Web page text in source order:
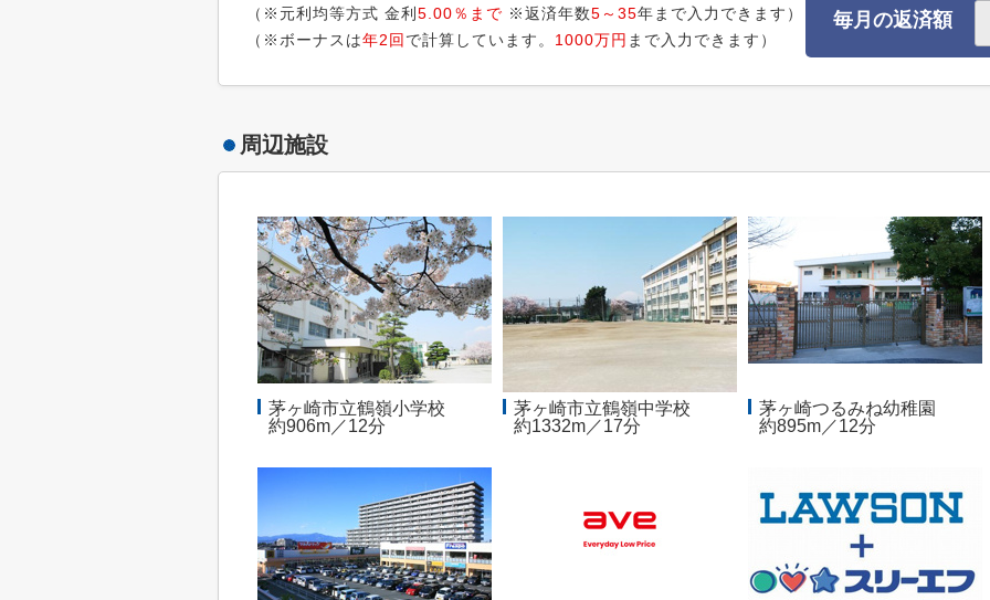
（※元利均等方式 金利 5.00％まで ※返済年数5～35年まで入力できます）
（※ボーナスは年2回 で計算しています。 1000万円 まで入力できます）
毎月の返済額
周辺施設
茅ヶ崎市立鶴嶺小学校
約906m／12分
茅ヶ崎市立鶴嶺中学校
約1332m／17分
茅ヶ崎つるみね幼稚園
約895m／12分